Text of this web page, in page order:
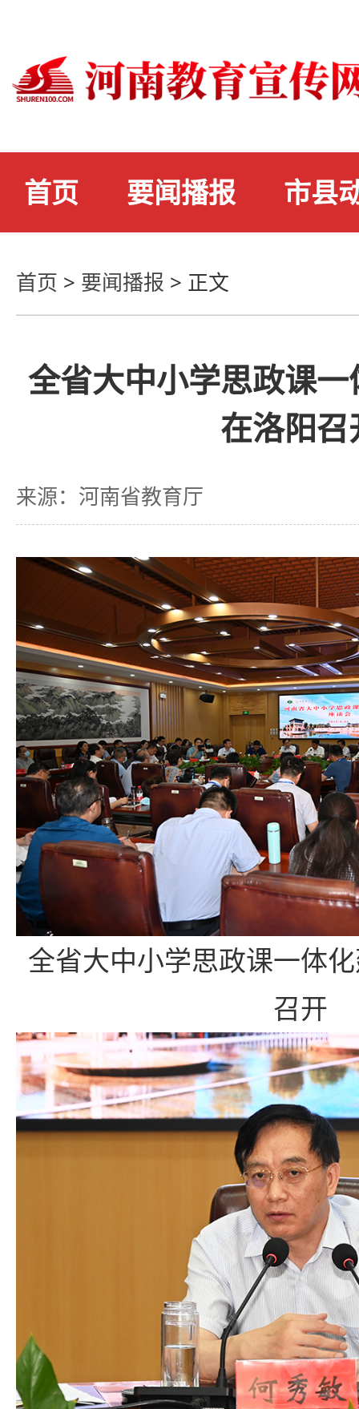
首页 要闻播报 市县
首页 > 要闻播报 > 正文
全省大中小学思政课
在洛阳召
来源：河南省教育厅
全省大中小学思政课一体
召开